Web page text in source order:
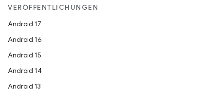
VERÖFFENTLICHUNGEN
Android 17
Android 16
Android 15
Android 14
Android 13